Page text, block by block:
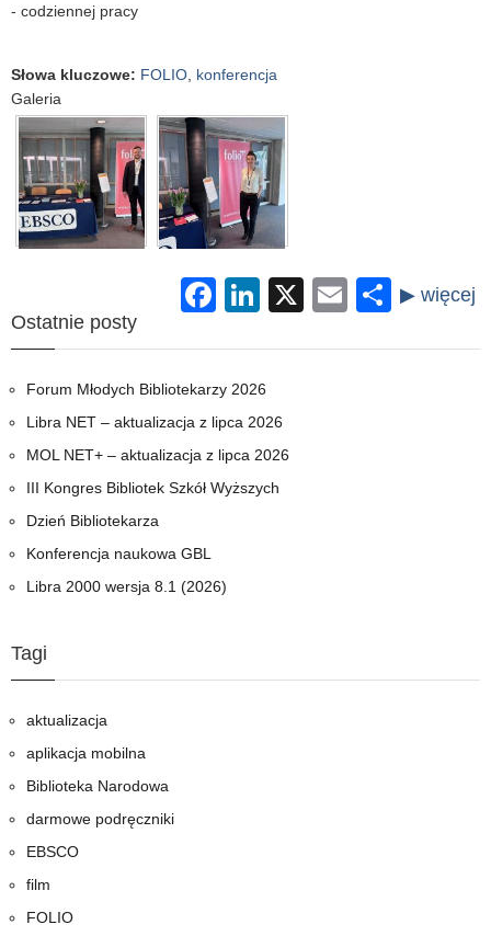
- codziennej pracy
Słowa kluczowe: FOLIO konferencja
Galeria
Facebook
LinkedIn
X EmailShare
Ostatnie posty
Forum Młodych Bibliotekarzy 2026
Libra NET – aktualizacja z lipca 2026
MOL NET+ – aktualizacja z lipca 2026
III Kongres Bibliotek Szkół Wyższych
Dzień Bibliotekarza
Konferencja naukowa GBL
Libra 2000 wersja 8.1 (2026)
Tagi
aktualizacja
aplikacja mobilna
Biblioteka Narodowa
darmowe podręczniki
EBSCO
film
FOLIO